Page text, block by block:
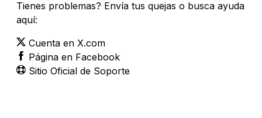
Tienes problemas? Envía tus quejas o busca ayuda
aquí:
Cuenta en X.com
Página en Facebook
Sitio Oficial de Soporte